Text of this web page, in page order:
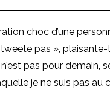
choc d’une
pas », plaisante-
pas pour demain,
je ne suis pas au